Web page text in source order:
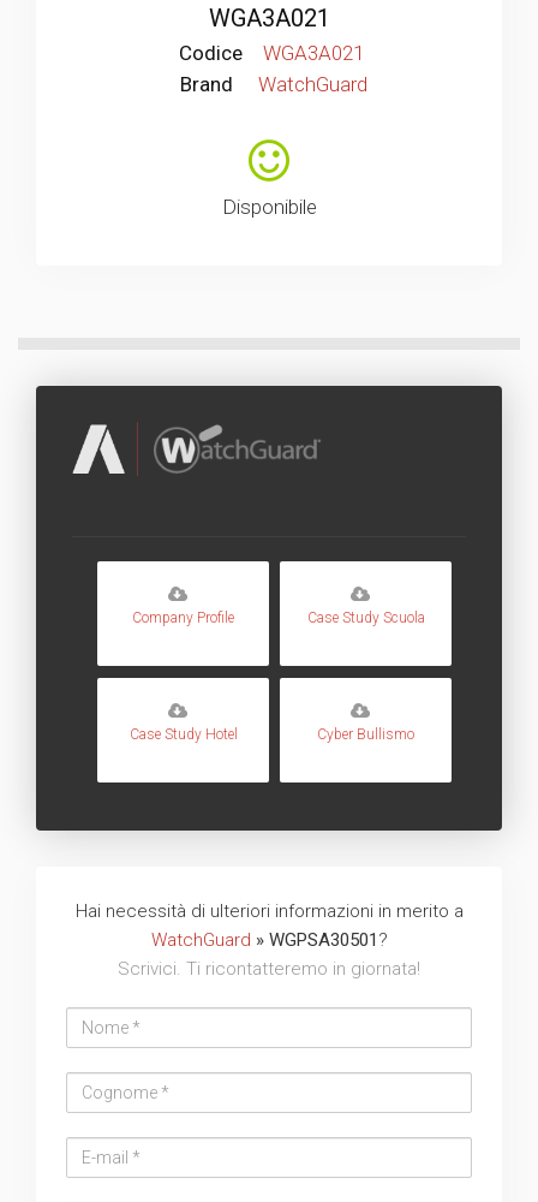
WGA3A021
Codice
WGA3A021
Brand
WatchGuard
Disponibile
Company Profile Case Study Scuola
Case Study Hotel Cyber Bullismo
Hai necessità di ulteriori informazioni in merito a
WatchGuard » WGPSA30501 ?
Scrivici. Ti ricontatteremo in giornata!
address